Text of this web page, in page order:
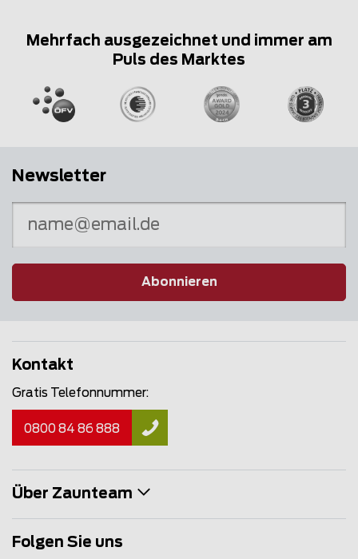
Mehrfach ausgezeichnet und immer am
Puls des Marktes
Newsletter
Abonnieren
Kontakt
Gratis Telefonnummer:
0800 84 86 888
Über Zaunteam
Folgen Sie uns